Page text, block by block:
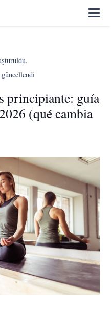
principiante: guía
(qué cambia